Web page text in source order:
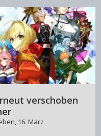
verschoben
16. März